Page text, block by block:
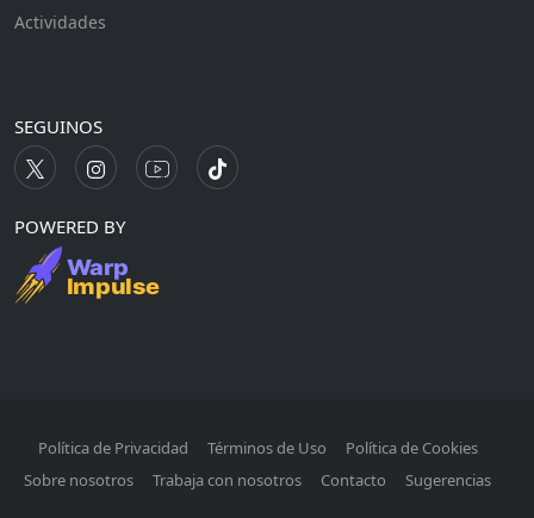
Actividades
SEGUINOS
POWERED BY
Política de Privacidad Términos de Uso
Política de Cookies
Sobre nosotros
Trabaja con nosotros Contacto Sugerencias